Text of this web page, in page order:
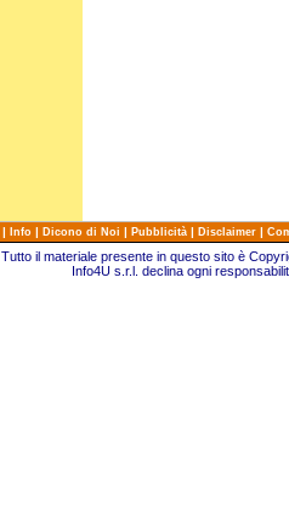
| Info | Dicono di Noi | Pubblicità | Disclaimer |
Tutto il materiale presente in questo sito è
Info4U s.r.l. declina ogni